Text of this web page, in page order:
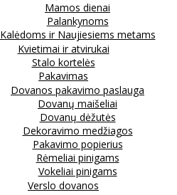
Mamos dienai
Palankynoms
Kalėdoms ir Naujiesiems metams
Kvietimai ir atvirukai
Stalo kortelės
Pakavimas
Dovanos pakavimo paslauga
Dovanų maišeliai
Dovanų dėžutės
Dekoravimo medžiagos
Pakavimo popierius
Rėmeliai pinigams
Vokeliai pinigams
Verslo dovanos